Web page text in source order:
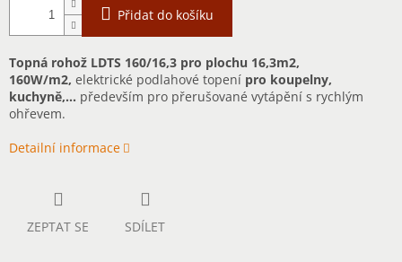
Přidat do košíku
Topná rohož LDTS 160/16,3 pro plochu 16,3m2,
160W/m2, elektrické podlahové topení pro koupelny,
kuchyně,... především pro přerušované vytápění s rychlým
ohřevem.
Detailní informace
ZEPTAT SE SDÍLET